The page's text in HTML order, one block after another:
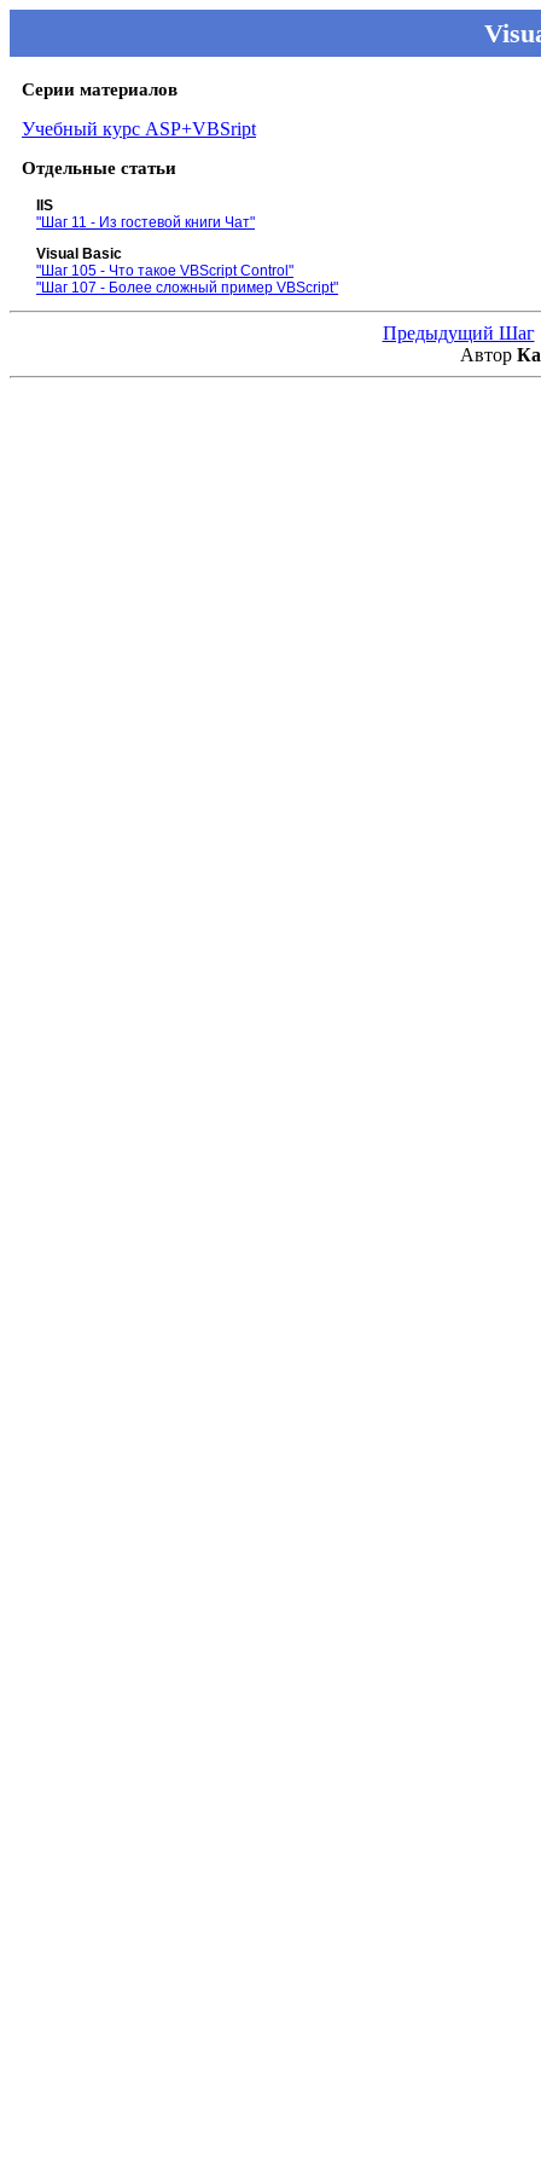
Серии материалов
Учебный курс ASP+VBSript
Отдельные статьи
IIS
"Шаг 11 - Из гостевой книги Чат"
Visual Basic
"Шаг 105 - Что такое VBScript Control"
"Шаг 107 - Более сложный пример VBScript"
Предыдущий Шаг
Автор